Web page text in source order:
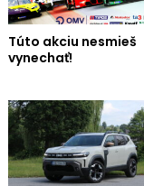
Túto akciu nesmieš
vynechať!